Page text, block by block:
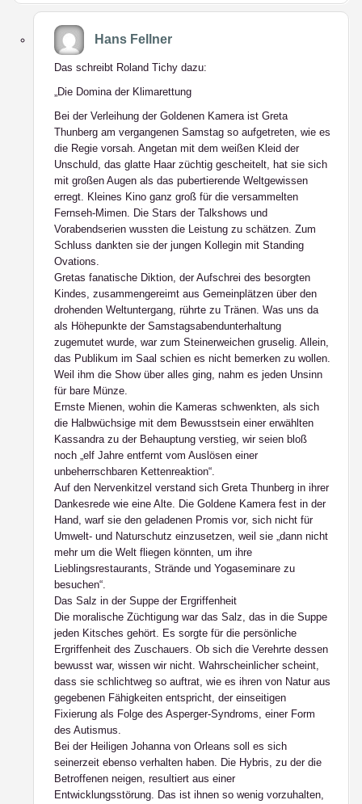
Hans Fellner
Das schreibt Roland Tichy dazu:
„Die Domina der Klimarettung
Bei der Verleihung der Goldenen Kamera ist Greta
Thunberg am vergangenen Samstag so aufgetreten, wie es
die Regie vorsah. Angetan mit dem weißen Kleid der
Unschuld, das glatte Haar züchtig gescheitelt, hat sie sich
mit großen Augen als das pubertierende Weltgewissen
erregt. Kleines Kino ganz groß für die versammelten
Fernseh-Mimen. Die Stars der Talkshows und
Vorabendserien wussten die Leistung zu schätzen. Zum
Schluss dankten sie der jungen Kollegin mit Standing
Ovations.
Gretas fanatische Diktion, der Aufschrei des besorgten
Kindes, zusammengereimt aus Gemeinplätzen über den
drohenden Weltuntergang, rührte zu Tränen. Was uns da
als Höhepunkte der Samstagsabendunterhaltung
zugemutet wurde, war zum Steinerweichen gruselig. Allein,
das Publikum im Saal schien es nicht bemerken zu wollen.
Weil ihm die Show über alles ging, nahm es jeden Unsinn
für bare Münze.
Ernste Mienen, wohin die Kameras schwenkten, als sich
die Halbwüchsige mit dem Bewusstsein einer erwählten
Kassandra zu der Behauptung verstieg, wir seien bloß
noch „elf Jahre entfernt vom Auslösen einer
unbeherrschbaren Kettenreaktion“.
Auf den Nervenkitzel verstand sich Greta Thunberg in ihrer
Dankesrede wie eine Alte. Die Goldene Kamera fest in der
Hand, warf sie den geladenen Promis vor, sich nicht für
Umwelt- und Naturschutz einzusetzen, weil sie „dann nicht
mehr um die Welt fliegen könnten, um ihre
Lieblingsrestaurants, Strände und Yogaseminare zu
besuchen“.
Das Salz in der Suppe der Ergriffenheit
Die moralische Züchtigung war das Salz, das in die Suppe
jeden Kitsches gehört. Es sorgte für die persönliche
Ergriffenheit des Zuschauers. Ob sich die Verehrte dessen
bewusst war, wissen wir nicht. Wahrscheinlicher scheint,
dass sie schlichtweg so auftrat, wie es ihren von Natur aus
gegebenen Fähigkeiten entspricht, der einseitigen
Fixierung als Folge des Asperger-Syndroms, einer Form
des Autismus.
Bei der Heiligen Johanna von Orleans soll es sich
seinerzeit ebenso verhalten haben. Die Hybris, zu der die
Betroffenen neigen, resultiert aus einer
Entwicklungsstörung. Das ist ihnen so wenig vorzuhalten,